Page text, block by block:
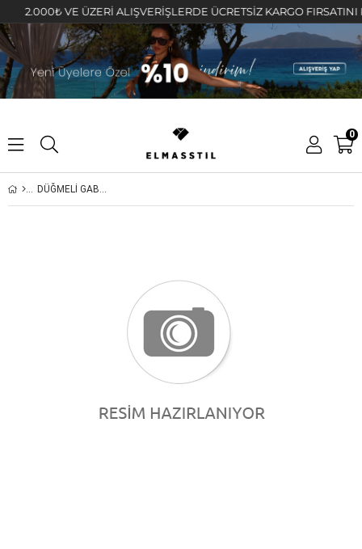
2.000₺ VE ÜZERİ ALIŞVERİŞLERDE ÜCRETSİZ KARGO FIRSATINI
0
DÜĞMELİ GABARDİN CEKET